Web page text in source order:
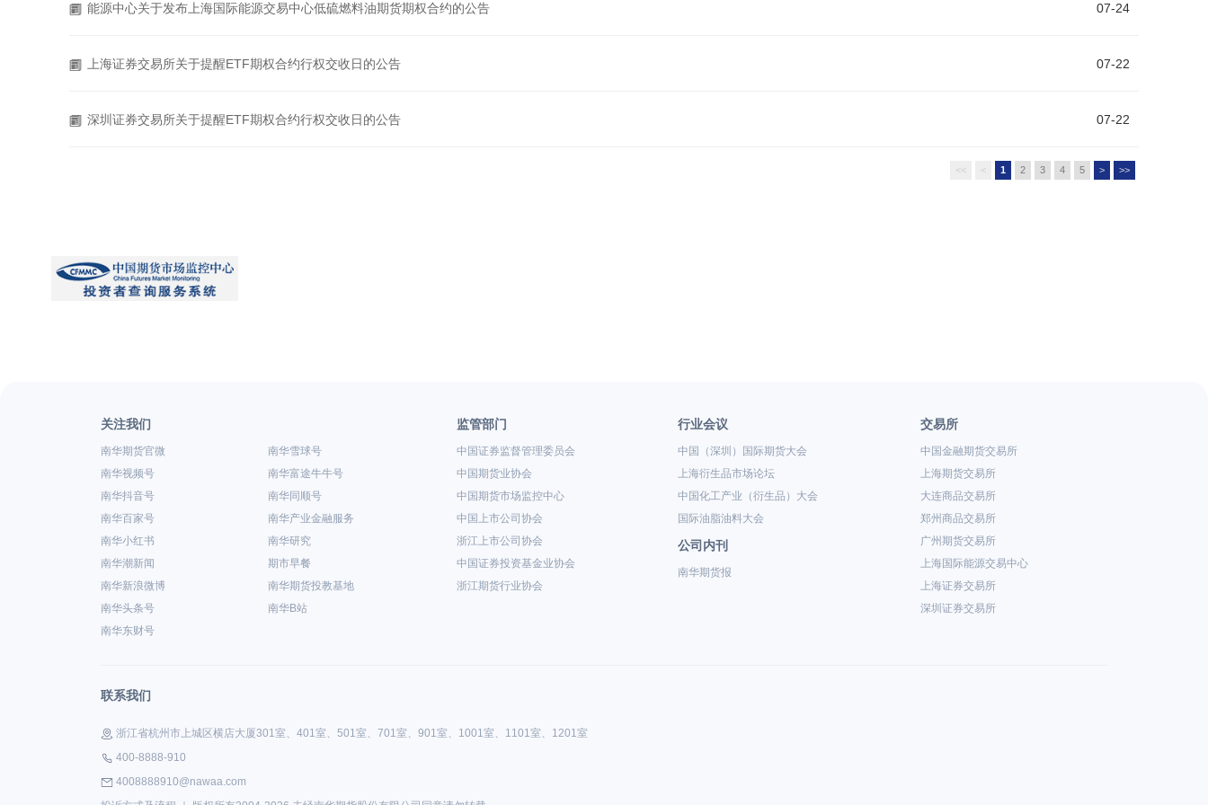
能源中心关于发布上海国际能源交易中心低硫燃料油期货期权合约的公告 07-24
上海证券交易所关于提醒ETF期权合约行权交收日的公告 07-22
深圳证券交易所关于提醒ETF期权合约行权交收日的公告 07-22
<< < 1 2 3 4 5 > >>
关注我们
南华期货官微
南华视频号
南华抖音号
南华百家号
南华小红书
南华潮新闻
南华新浪微博
南华头条号
南华东财号
南华雪球号
南华富途牛牛号
南华同顺号
南华产业金融服务
南华研究
期市早餐
南华期货投教基地
南华B站
监管部门
中国证券监督管理委员会
中国期货业协会
中国期货市场监控中心
中国上市公司协会
浙江上市公司协会
中国证券投资基金业协会
浙江期货行业协会
行业会议
中国（深圳）国际期货大会
上海衍生品市场论坛
中国化工产业（衍生品）大会
国际油脂油料大会
公司内刊
南华期货报
交易所
中国金融期货交易所
上海期货交易所
大连商品交易所
郑州商品交易所
广州期货交易所
上海国际能源交易中心
上海证券交易所
深圳证券交易所
联系我们
浙江省杭州市上城区横店大厦301室、401室、501室、701室、901室、1001室、1101室、1201室
400-8888-910
4008888910@nawaa.com